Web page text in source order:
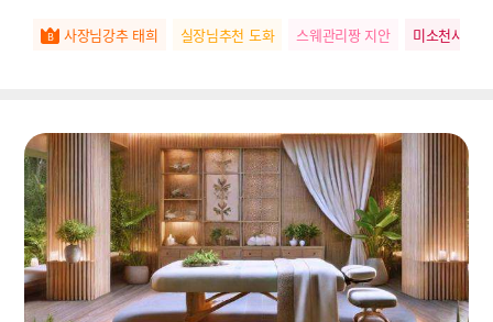
사장님강추 태희 실장님추천 도화 스웨관리짱 지안 미소천사 유리